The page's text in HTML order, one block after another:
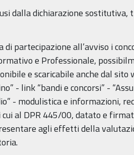
dalla dichiarazione
di partecipazione all’avviso i
e Professionale,
e scaricabile anche dal
- link “bandi e concorsi” -
- modulistica e informazioni,
al DPR 445/00, datato e
agli effetti della